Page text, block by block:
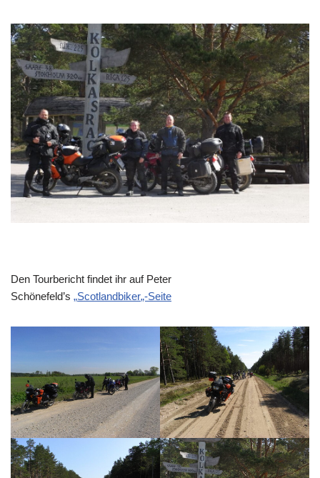
Den Tourbericht findet ihr auf Peter
Schönefeld’s „Scotlandbiker„-Seite